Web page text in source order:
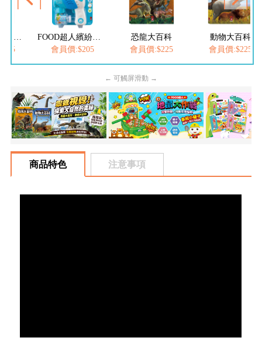
會員價:$205
恐龍大百科
會員價:$225
動物大百科
會員價:$225
← 可觸屏滑動 →
商品特色 注意事項